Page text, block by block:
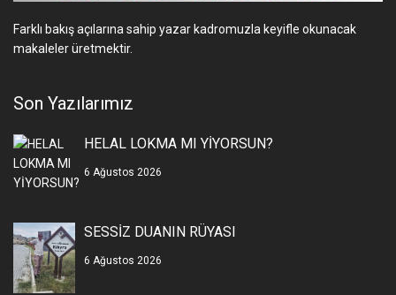
Farklı bakış açılarına sahip yazar kadromuzla keyifle okunacak
makaleler üretmektir.
Son Yazılarımız
HELAL LOKMA MI YİYORSUN?
6 Ağustos 2026
SESSİZ DUANIN RÜYASI
6 Ağustos 2026